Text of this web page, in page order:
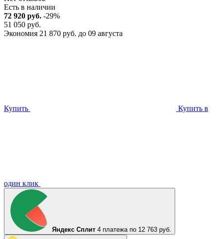
Есть в наличии
72 920 руб. -29%
51 050 руб.
Экономия 21 870 руб. до 09 августа
Купить Купить в
один клик
Яндекс Сплит 4 платежа по 12 763 руб.